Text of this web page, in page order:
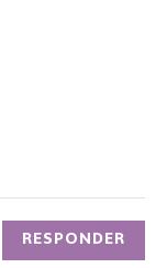
RESPONDER